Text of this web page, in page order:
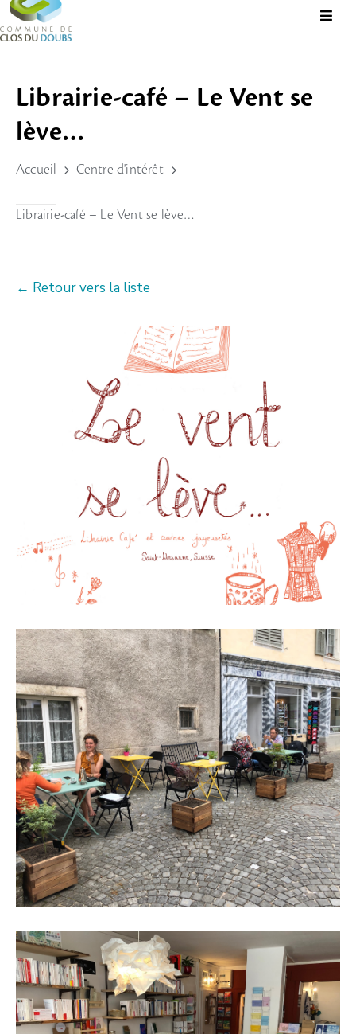
Administration
Guichet
Locale
&
Librairie-café – Le Vent se
lève…
Accueil Centre d'intérêt
Librairie-café – Le Vent se lève…
← Retour vers la liste